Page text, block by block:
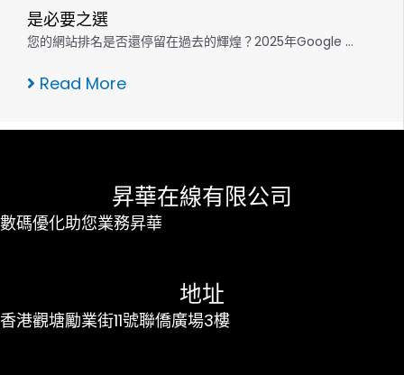
是必要之選
您的網站排名是否還停留在過去的輝煌？2025年Google …
Read More
昇華在線有限公司
數碼優化助您業務昇華
地址
香港觀塘勵業街11號聯僑廣場3樓